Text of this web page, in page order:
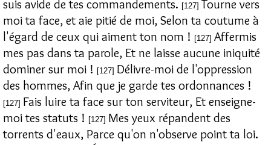
suis avide de tes commandements. [127] Tourne vers
moi ta face, et aie pitié de moi, Selon ta coutume à
l'égard de ceux qui aiment ton nom ! [127] Affermis
mes pas dans ta parole, Et ne laisse aucune iniquité
dominer sur moi ! [127] Délivre-moi de l'oppression
des hommes, Afin que je garde tes ordonnances !
[127] Fais luire ta face sur ton serviteur, Et enseigne-
moi tes statuts ! [127] Mes yeux répandent des
torrents d'eaux, Parce qu'on n'observe point ta loi.